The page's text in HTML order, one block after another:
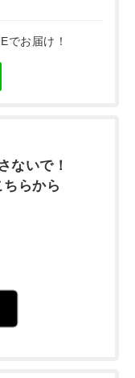
でお届け！
ないで！
ちらから